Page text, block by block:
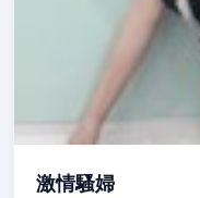
激情騷婦